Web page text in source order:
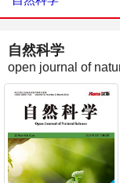
自然科学
open journal of